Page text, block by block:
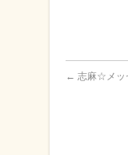
← 志麻☆メッ